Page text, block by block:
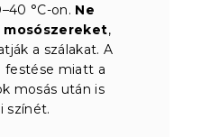
°C-on. Ne
mosószereket,
a szálakat. A
festése miatt a
mosás után is
színét.